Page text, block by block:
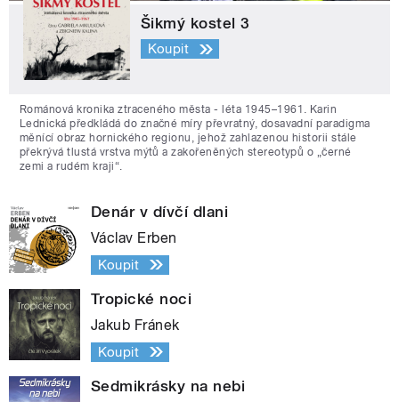
Šikmý kostel 3
Koupit
Románová kronika ztraceného města - léta 1945–1961. Karin
Lednická předkládá do značné míry převratný, dosavadní paradigma
měnící obraz hornického regionu, jehož zahlazenou historii stále
překrývá tlustá vrstva mýtů a zakořeněných stereotypů o „černé
zemi a rudém kraji“.
Denár v dívčí dlani
Václav Erben
Koupit
Tropické noci
Jakub Fránek
Koupit
Sedmikrásky na nebi